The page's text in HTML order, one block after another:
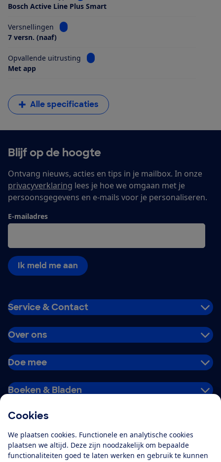
Cookies
We plaatsen cookies. Functionele en analytische cookies
plaatsen we altijd. Deze zijn noodzakelijk om bepaalde
functionaliteiten goed te laten werken en gebruik te kunnen
Bosch Active Line Plus Smart
Versnellingen
Bekijk informatie voor Versnellingen
7 versn. (naaf)
Opvallende uitrusting
Bekijk informatie voor Opvallende
Met app
Alle specificaties
Blijf op de hoogte
Ontvang nieuws, acties en tips in je mailbox. In onze
privacyverklaring lees je hoe we omgaan met je
persoonsgegevens en e-mails voor je personaliseren.
E-mailadres
Ik meld me aan
Service & Contact
Over ons
Doe mee
Boeken & Bladen